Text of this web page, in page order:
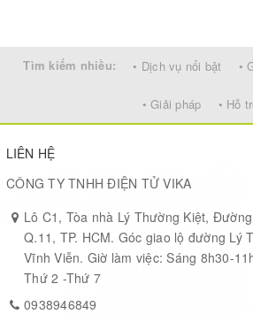
Tìm kiếm nhiều: • Dịch vụ nổi bật •
• Giải pháp • Hỗ
LIÊN HỆ
CÔNG TY TNHH ĐIỆN TỬ VIKA
Lô C1, Tòa nhà Lý Thường Kiệt,
Q.11, TP. HCM. Góc giao lộ đường Lý
Vĩnh Viễn. Giờ làm việc: Sáng 8h30-
Thứ 2 -Thứ 7
0938946849